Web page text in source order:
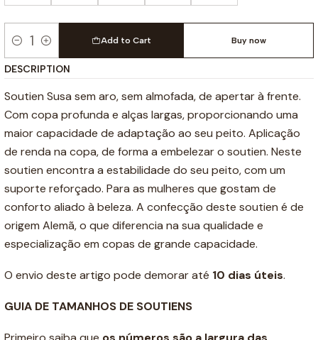
Quantity
Add to Cart Buy now
DESCRIPTION
Soutien Susa sem aro, sem almofada, de apertar à frente.
Com copa profunda e alças largas, proporcionando uma
maior capacidade de adaptação ao seu peito. Aplicação
de renda na copa, de forma a embelezar o soutien. Neste
soutien encontra a estabilidade do seu peito, com um
suporte reforçado. Para as mulheres que gostam de
conforto aliado à beleza. A confecção deste soutien é de
origem Alemã, o que diferencia na sua qualidade e
especialização em copas de grande capacidade.
O envio deste artigo pode demorar até 10 dias úteis.
GUIA DE TAMANHOS DE SOUTIENS